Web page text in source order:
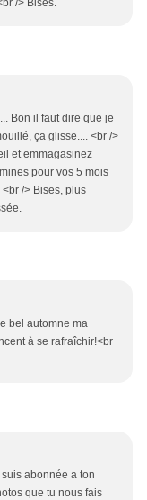
/> Bises.
Bon il faut dire que je
ça glisse.... <br />
et emmagasinez
pour vos 5 mois
<br /> Bises, plus
bel automne ma
à se rafraîchir!<br
abonnée a ton
que tu nous fais